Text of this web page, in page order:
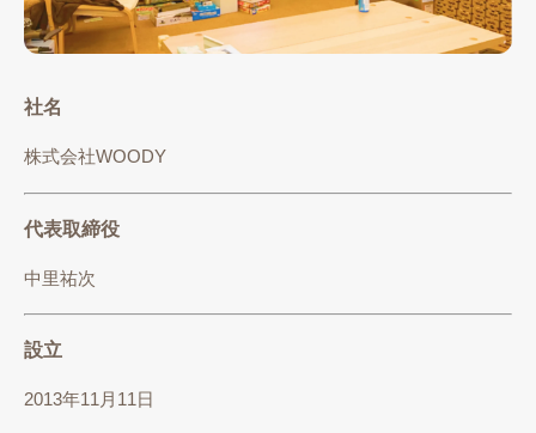
社名
株式会社WOODY
代表取締役
中里祐次
設立
2013年11月11日